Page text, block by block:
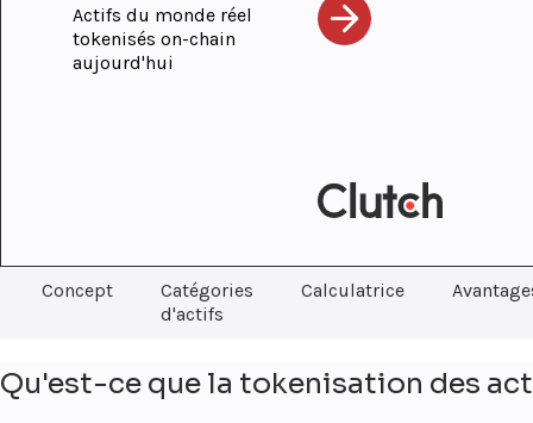
Actifs du monde réel
tokenisés on-chain
aujourd'hui
Concept
Catégories
d'actifs
Calculatrice
Qu'est-ce que la tokenisation des